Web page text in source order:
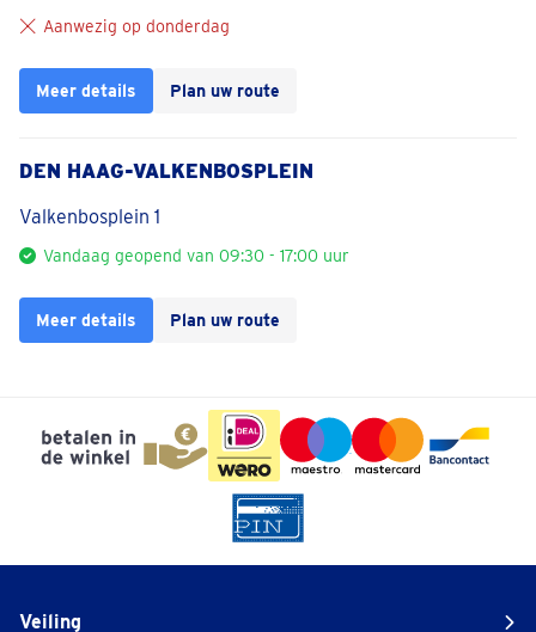
Aanwezig op donderdag
Meer details Plan uw route
DEN HAAG-VALKENBOSPLEIN
Valkenbosplein 1
Vandaag geopend van 09:30 - 17:00 uur
Meer details Plan uw route
Veiling